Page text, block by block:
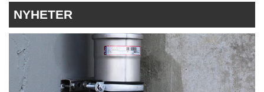
NYHETER